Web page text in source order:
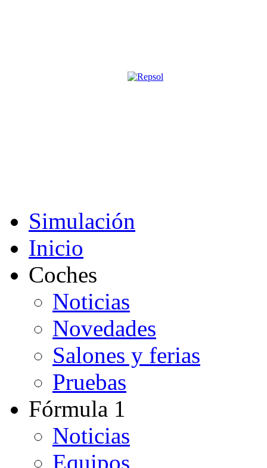
Simulación
Inicio
Coches
Noticias
Novedades
Salones y ferias
Pruebas
Fórmula 1
Noticias
Equipos